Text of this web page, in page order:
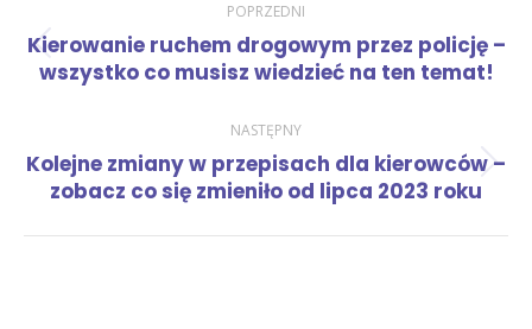
Nawigacja
wpisów
POPRZEDNI
Poprzedni
wpis:
Kierowanie ruchem drogowym przez policję –
wszystko co musisz wiedzieć na ten temat!
NASTĘPNY
Następny
wpis:
Kolejne zmiany w przepisach dla kierowców –
zobacz co się zmieniło od lipca 2023 roku